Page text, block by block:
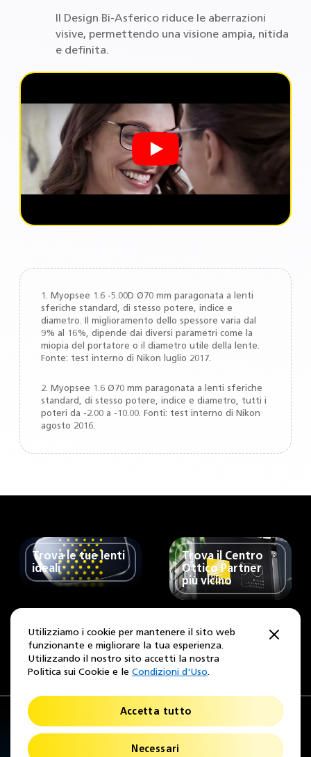
Il Design Bi-Asferico riduce le aberrazioni
visive, permettendo una visione ampia, nitida
e definita.
1. Myopsee 1.6 -5.00D Ø70 mm paragonata a lenti
sferiche standard, di stesso potere, indice e
diametro. Il miglioramento dello spessore varia dal
9% al 16%, dipende dai diversi parametri come la
miopia del portatore o il diametro utile della lente.
Fonte: test interno di Nikon luglio 2017.
2. Myopsee 1.6 Ø70 mm paragonata a lenti sferiche
standard, di stesso potere, indice e diametro, tutti i
poteri da -2.00 a -10.00. Fonti: test interno di Nikon
agosto 2016.
Utilizziamo i cookie per mantenere il sito web
funzionante e migliorare la tua esperienza.
Utilizzando il nostro sito accetti la nostra
Politica sui Cookie e le Condizioni d'Uso.
Accetta tutto
Necessari
Trova le tue lenti
ideali
Trova il Centro
Ottico Partner
più vicino
Seguici InstagramFacebook
Italia Cambia Regione
Informativa Sulla Privacy Termini di utilizzo Cookie
Nikon Partner Area